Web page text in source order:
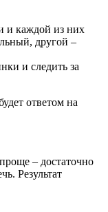
и каждой из них
другой –
и следить за
ответом на
– достаточно
Результат